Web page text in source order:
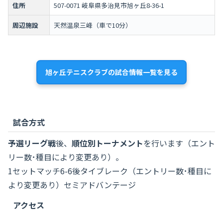
住所 507-0071 岐阜県多治見市旭ヶ丘8-36-1
周辺施設 天然温泉三峰（車で10分）
旭ヶ丘テニスクラブの試合情報一覧を見る
試合方式
予選リーグ戦後、 順位別トーナメントを行います（エント
リー数･種目により変更あり）。
1セットマッチ6-6後タイブレーク（エントリー数･種目に
より変更あり）セミアドバンテージ
アクセス